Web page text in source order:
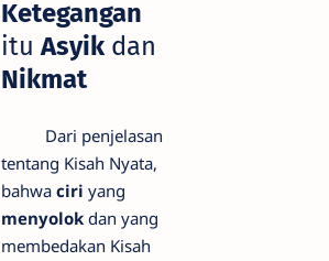
Ketegangan
itu Asyik dan
Nikmat
Dari penjelasan
tentang Kisah Nyata,
bahwa ciri yang
menyolok dan yang
membedakan Kisah